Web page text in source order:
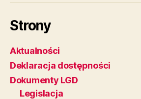
Strony
Aktualności
Deklaracja dostępności
Dokumenty LGD
Legislacja